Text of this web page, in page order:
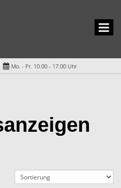
Mo. - Fr. 10.00 - 17.00 Uhr